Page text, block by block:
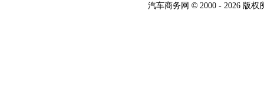
汽车商务网 © 2000 - 2026 版权